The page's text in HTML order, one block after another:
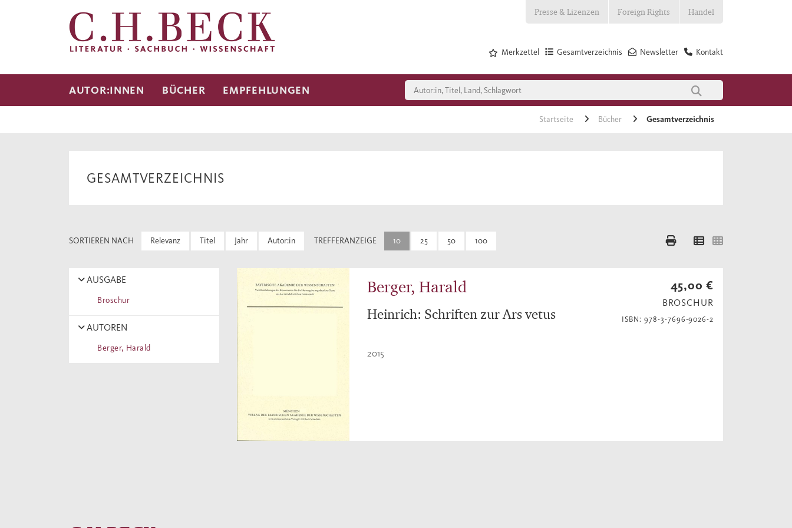
Presse & Lizenzen Foreign Rights Handel
Kontakt
Newsletter
Gesamtverzeichnis
Merkzettel
AUTOR:INNEN BÜCHER EMPFEHLUNGEN
Startseite Bücher Gesamtverzeichnis
GESAMTVERZEICHNIS
SORTIEREN NACH Relevanz Titel Jahr Autor:in TREFFERANZEIGE 10 25 50 100
AUSGABE
Broschur
AUTOREN
Berger, Harald
Berger, Harald
Heinrich: Schriften zur Ars vetus
2015
45,00 €
BROSCHUR
ISBN: 978-3-7696-9026-2